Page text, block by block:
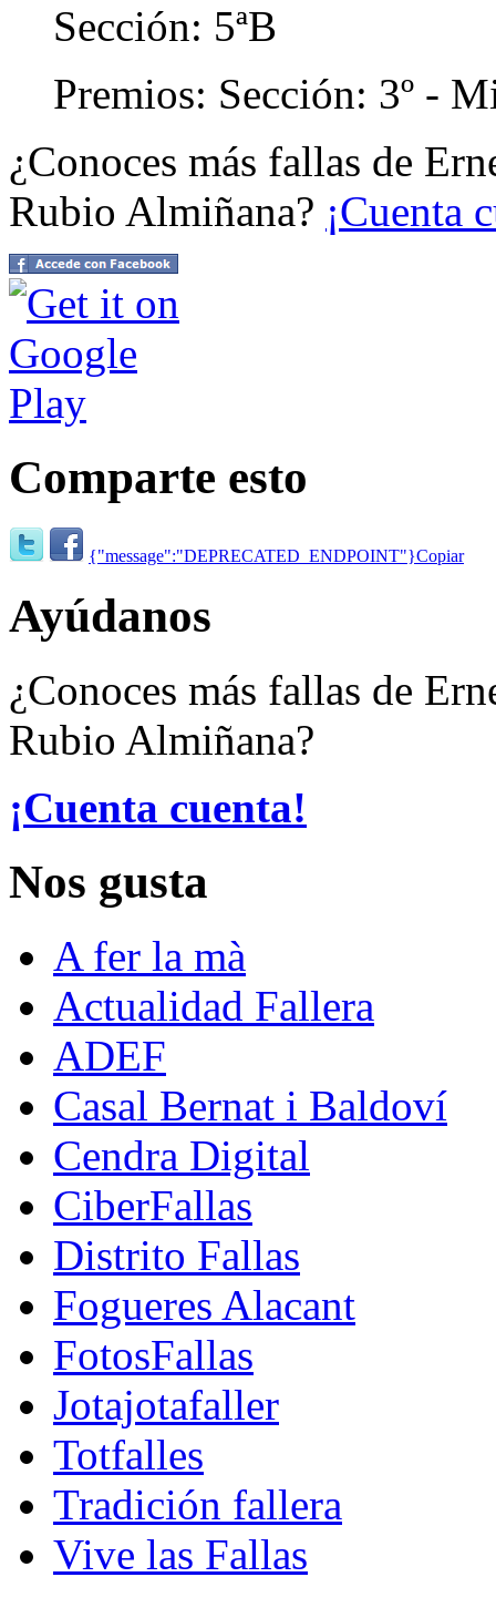
Sección: 5ªB
Premios: Sección: 3º -
¿Conoces más fallas de
Rubio Almiñana? ¡Cuenta
Comparte esto
{"message":"DEPRECATED_ENDPOINT"}Copiar
Ayúdanos
¿Conoces más fallas de
Rubio Almiñana?
¡Cuenta cuenta!
Nos gusta
A fer la mà
Actualidad Fallera
ADEF
Casal Bernat i Baldoví
Cendra Digital
CiberFallas
Distrito Fallas
Fogueres Alacant
FotosFallas
Jotajotafaller
Totfalles
Tradición fallera
Vive las Fallas